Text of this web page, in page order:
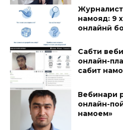
Журналист
намояд: 9
онлайнӣ
Сабти
онлайн-
сабит
Вебинари
онлайн-
намоем»